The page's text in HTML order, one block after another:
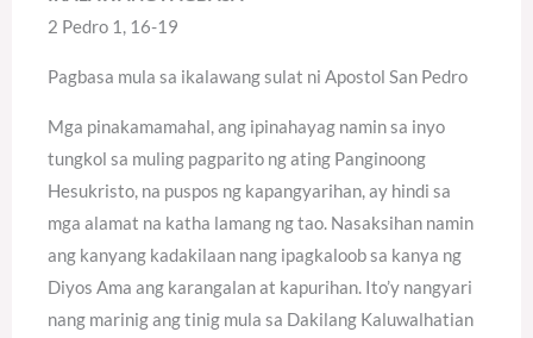
2 Pedro 1, 16-19
Pagbasa mula sa ikalawang sulat ni Apostol San Pedro
Mga pinakamamahal, ang ipinahayag namin sa inyo
tungkol sa muling pagparito ng ating Panginoong
Hesukristo, na puspos ng kapangyarihan, ay hindi sa
mga alamat na katha lamang ng tao. Nasaksihan namin
ang kanyang kadakilaan nang ipagkaloob sa kanya ng
Diyos Ama ang karangalan at kapurihan. Ito’y nangyari
nang marinig ang tinig mula sa Dakilang Kaluwalhatian